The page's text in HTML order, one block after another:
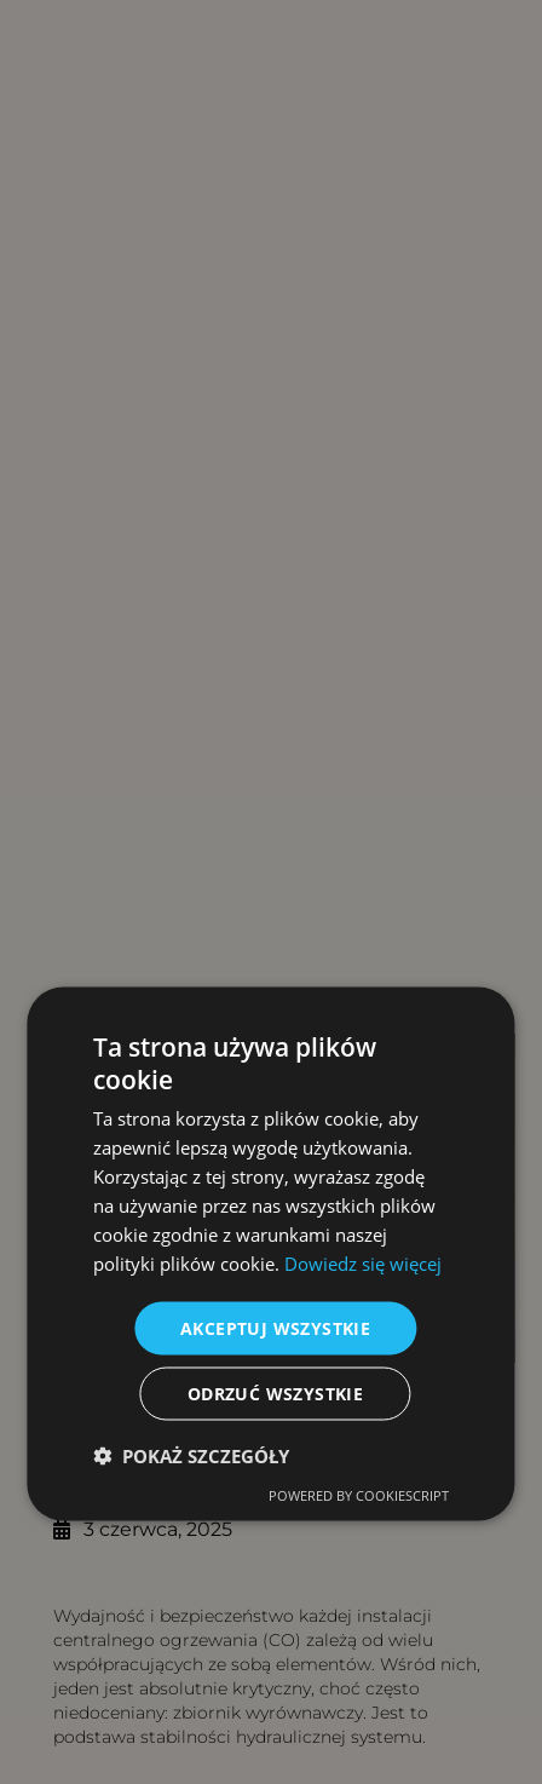
Spis treści
3 czerwca, 2025
Wydajność i bezpieczeństwo każdej instalacji
centralnego ogrzewania (CO) zależą od wielu
współpracujących ze sobą elementów. Wśród nich,
jeden jest absolutnie krytyczny, choć często
niedoceniany: zbiornik wyrównawczy. Jest to
podstawa stabilności hydraulicznej systemu.
Ta strona używa plików
cookie
Ta strona korzysta z plików cookie, aby
zapewnić lepszą wygodę użytkowania.
Korzystając z tej strony, wyrażasz zgodę
na używanie przez nas wszystkich plików
cookie zgodnie z warunkami naszej
polityki plików cookie. Dowiedz się więcej
AKCEPTUJ WSZYSTKIE
ODRZUĆ WSZYSTKIE
POKAŻ SZCZEGÓŁY
POWERED BY COOKIESCRIPT